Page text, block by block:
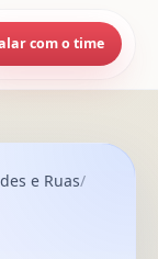
com o time
e Ruas